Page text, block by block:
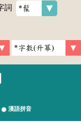
詞
漢語拼音